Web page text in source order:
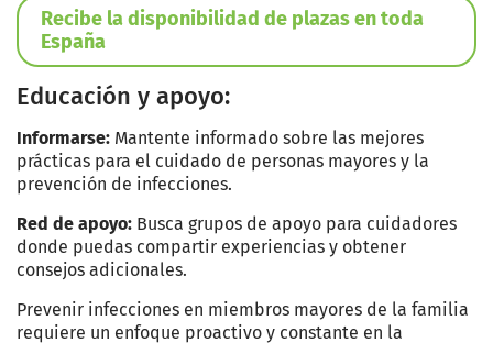
Recibe la disponibilidad de plazas en toda
España
Educación y apoyo:
Informarse: Mantente informado sobre las mejores
prácticas para el cuidado de personas mayores y la
prevención de infecciones.
Red de apoyo: Busca grupos de apoyo para cuidadores
donde puedas compartir experiencias y obtener
consejos adicionales.
Prevenir infecciones en miembros mayores de la familia
requiere un enfoque proactivo y constante en la